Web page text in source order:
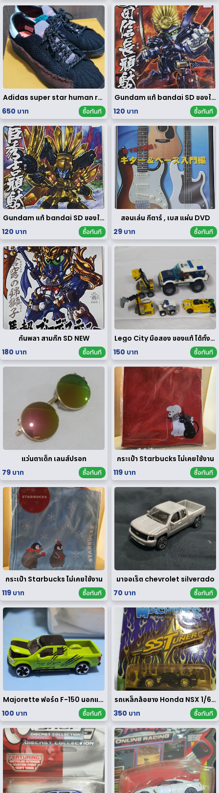
Adidas super star human race limited edition
650 บาท
ซื้อทันที
Gundam แท้ bandai SD ของใหม่
120 บาท
ซื้อทันที
Gundam แท้ bandai SD ของใหม่
120 บาท
ซื้อทันที
สอนเล่น กีตาร์ , เบส แผ่น DVD
29 บาท
ซื้อทันที
กันพลา สามก๊ก SD NEW
180 บาท
ซื้อทันที
Lego City มือสอง ของแท้ ได้ทั้งหมดตามรูป
150 บาท
ซื้อทันที
แว่นตาเด็ก เลนส์ปรอท
79 บาท
ซื้อทันที
กระเป๋า Starbucks ไม่เคยใช้งาน
119 บาท
ซื้อทันที
กระเป๋า Starbucks ไม่เคยใช้งาน
119 บาท
ซื้อทันที
มาจอเร็ต chevrolet silverado
70 บาท
ซื้อทันที
Majorette ฟอร์ด F-150 นอกแพค
100 บาท
ซื้อทันที
รถเหล็กล้อยาง Honda NSX 1/64 ของ rare
350 บาท
ซื้อทันที